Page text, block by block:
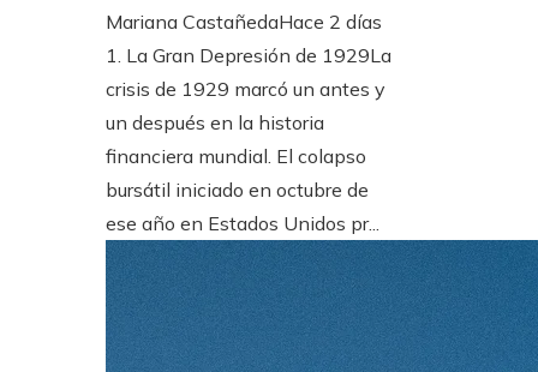
Mariana CastañedaHace 2 días
1. La Gran Depresión de 1929La
crisis de 1929 marcó un antes y
un después en la historia
financiera mundial. El colapso
bursátil iniciado en octubre de
ese año en Estados Unidos pr...